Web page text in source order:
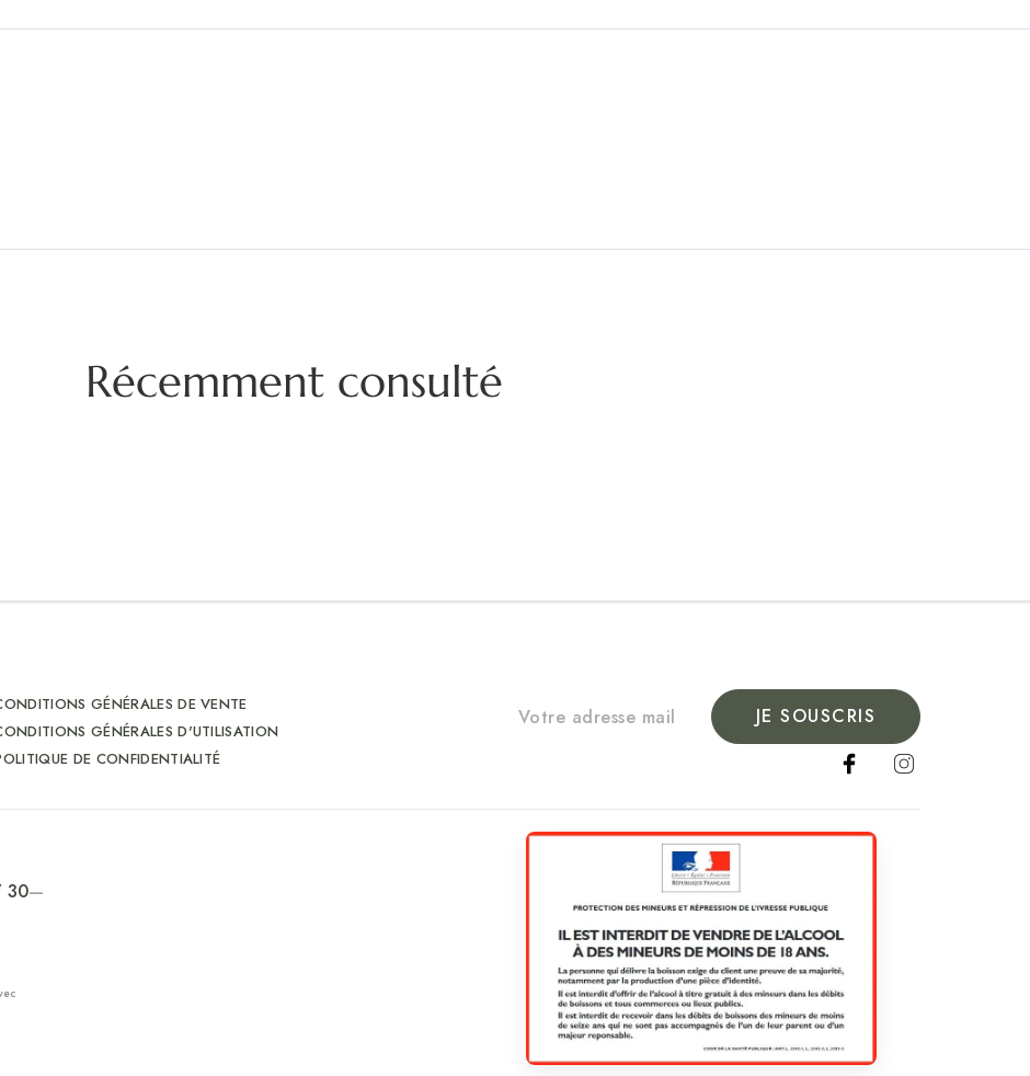
Récemment consulté
GÉNÉRALES DE VENTE
GÉNÉRALES D'UTILISATION
DE CONFIDENTIALITÉ
JE SOUSCRIS
30—